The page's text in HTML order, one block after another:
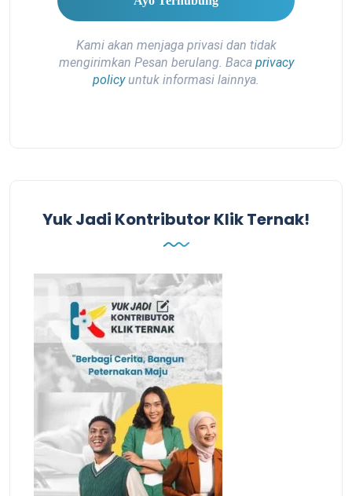
Kami akan menjaga privasi dan tidak
mengirimkan Pesan berulang. Baca privacy
policyuntuk informasi lainnya.
Yuk Jadi Kontributor Klik Ternak!